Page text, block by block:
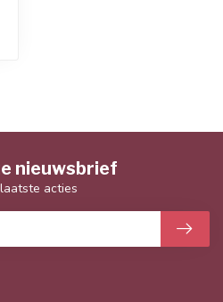
nieuwsbrief
acties